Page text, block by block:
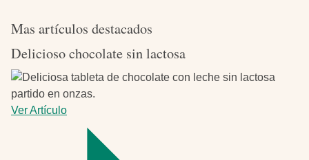
Mas artículos destacados
Delicioso chocolate sin lactosa
Ver Artículo
Delicioso
chocolate